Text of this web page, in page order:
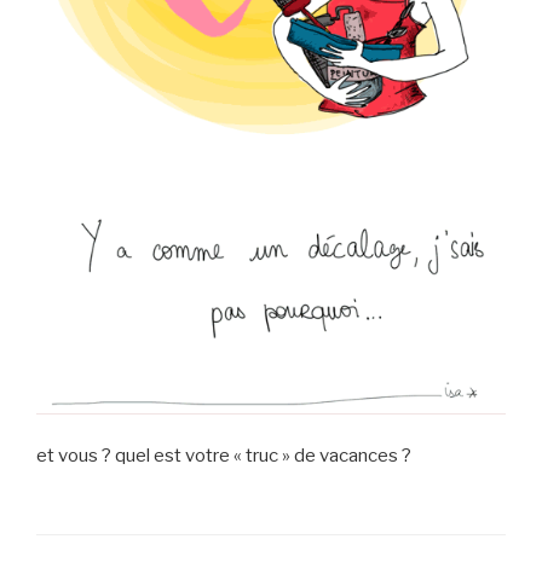
et vous ? quel est votre « truc » de vacances ?